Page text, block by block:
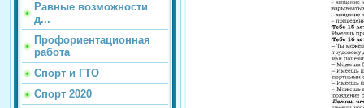
Равные возможности
д...
Профориентационная
работа
Спорт и ГТО
Спорт 2020